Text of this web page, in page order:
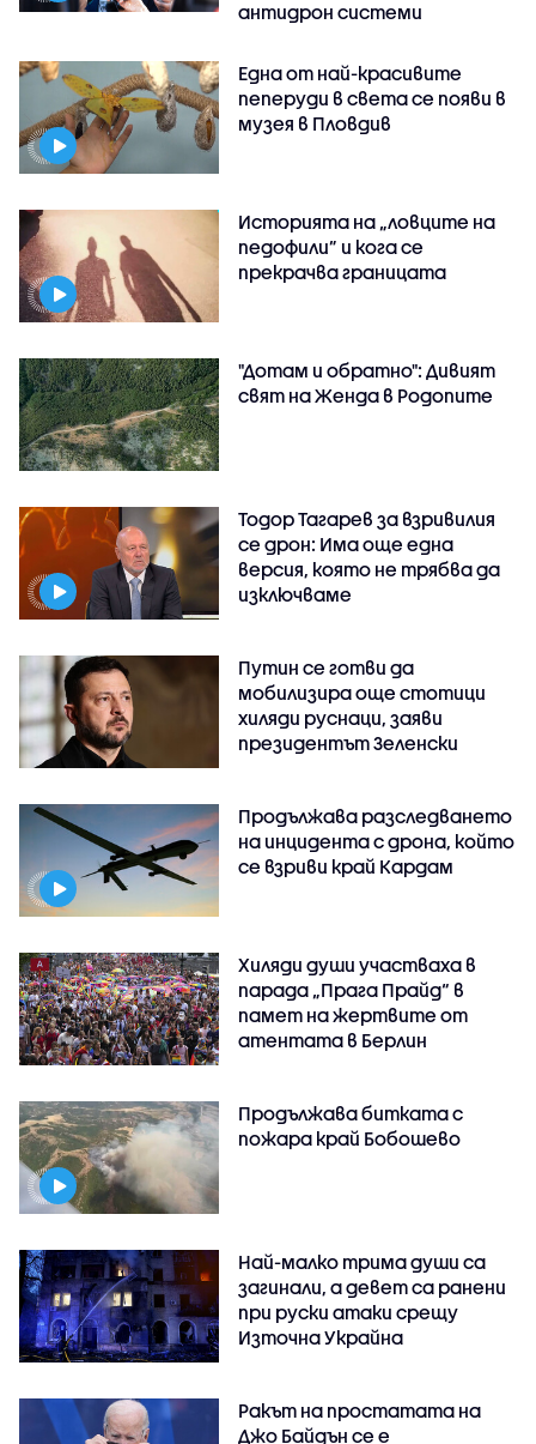
антидрон системи
Една от най-красивите
пеперуди в света се появи в
музея в Пловдив
Историята на „ловците на
педофили” и кога се
прекрачва границата
"Дотам и обратно": Дивият
свят на Женда в Родопите
Тодор Тагарев за взривилия
се дрон: Има още една
версия, която не трябва да
изключваме
Путин се готви да
мобилизира още стотици
хиляди руснаци, заяви
президентът Зеленски
Продължава разследването
на инцидента с дрона, който
се взриви край Кардам
Хиляди души участваха в
парада „Прага Прайд“ в
памет на жертвите от
атентата в Берлин
Продължава битката с
пожара край Бобошево
Най-малко трима души са
загинали, а девет са ранени
при руски атаки срещу
Източна Украйна
Ракът на простатата на
Джо Байдън се е